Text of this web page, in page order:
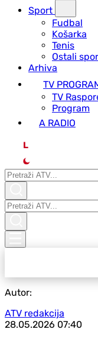
Sport
Fudbal
Košarka
Tenis
Ostali
Arhiva
TV
ТV
Program
A RADIO
L
Autor:
ATV redakcija
28.05.2026 07:40